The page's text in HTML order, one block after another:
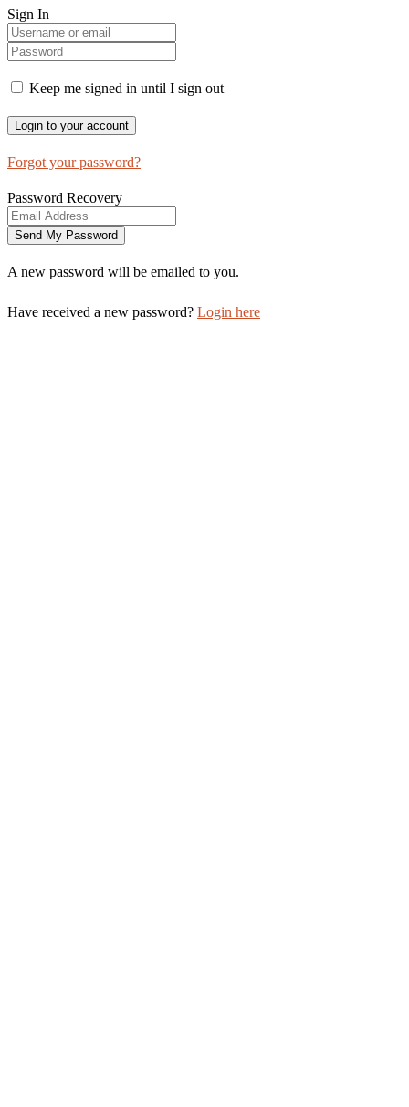
Sign In
Keep me signed in until I sign out
Forgot your password?
Password Recovery
A new password will be emailed to you.
Have received a new password? Login here